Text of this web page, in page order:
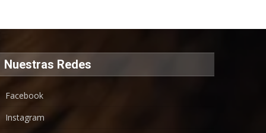
Nuestras Redes
Facebook
Instagram